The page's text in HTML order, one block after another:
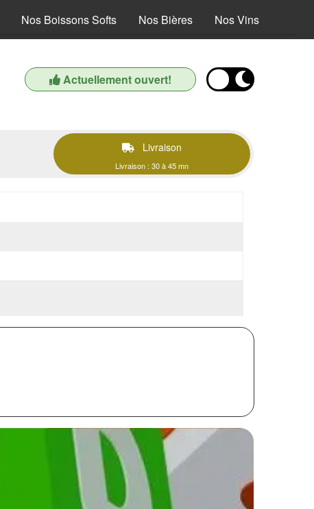
Nos Boissons Softs Nos Bières Nos Vins
Actuellement ouvert!
Livraison
Livraison : 30 à 45 mn